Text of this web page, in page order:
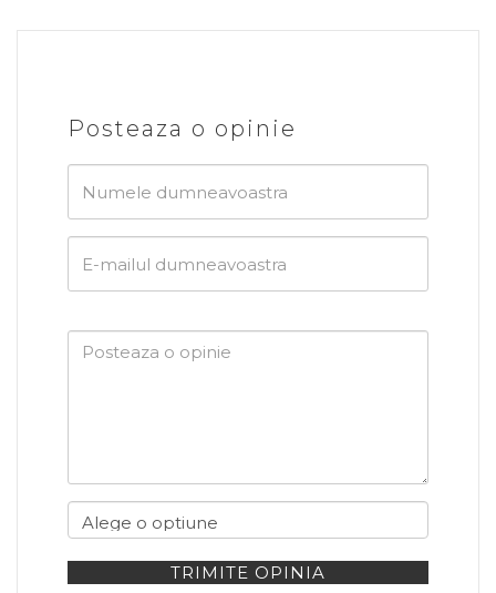
Posteaza o opinie
Numele
dumneavoastra
E-
mailul
dumneavoastra
TRIMITE OPINIA